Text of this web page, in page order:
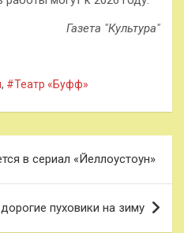
Газета "Культура"
, #Театр «Буфф»
в сериал «Йеллоустоун»
пуховики на зиму